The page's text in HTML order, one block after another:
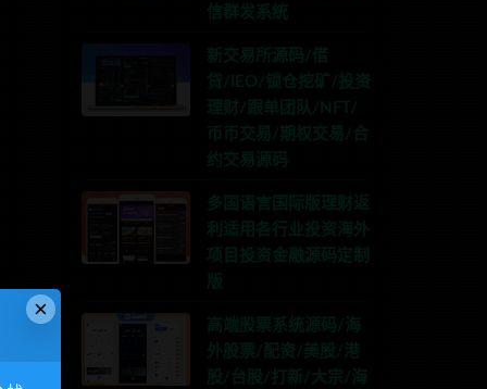
信群发系统
新交易所源码/借
贷/IEO/锁仓挖矿/投资
理财/跟单团队/NFT/
币币交易/期权交易/合
约交易源码
多国语言国际版理财返
利适用各行业投资海外
项目投资金融源码定制
版
高端股票系统源码/海
外股票/配资/美股/港
股/台股/打新/大宗/海
×